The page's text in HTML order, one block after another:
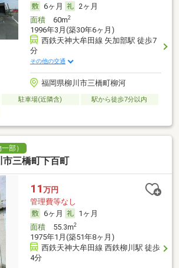
6ヶ月
2ヶ月
面積60m2
1996年3月(築30年6ヶ月)
西鉄天神大牟田線 矢加部駅 徒歩7
分
その他の交通
福岡県柳川市三橋町柳河
駐車場(近隣含)
駅から徒歩7分以内
部）
市三橋町下百町
11 万円
管理費等なし
6ヶ月
1ヶ月
面積55.3m2
1975年1月(築51年8ヶ月)
西鉄天神大牟田線 西鉄柳川駅 徒歩
4分